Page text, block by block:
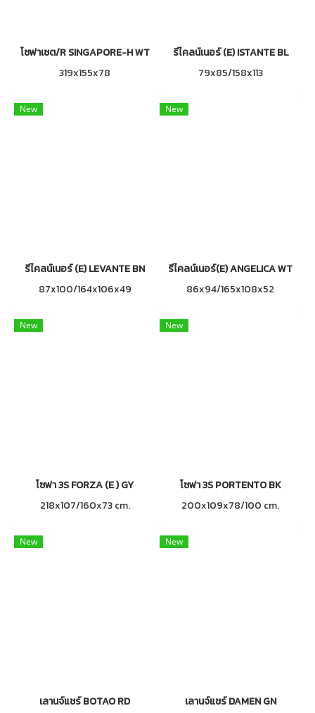
โซฟาเซต/R SINGAPORE-H WT
319x155x78
รีไคลน์เนอร์ (E) ISTANTE BL
79x85/158x113
New
รีไคลน์เนอร์ (E) LEVANTE BN
87x100/164x106x49
New
รีไคลน์เนอร์(E) ANGELICA WT
86x94/165x108x52
New
โซฟา 3S FORZA (E ) GY
218x107/160x73 cm.
New
โซฟา 3S PORTENTO BK
200x109x78/100 cm.
New
เลานจ์แชร์ BOTAO RD
New
เลานจ์แชร์ DAMEN GN